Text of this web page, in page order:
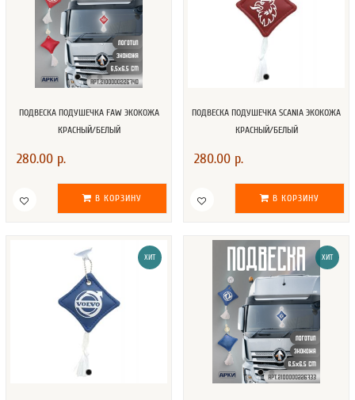
ПОДВЕСКА ПОДУШЕЧКА FAW ЭКОКОЖА
КРАСНЫЙ/БЕЛЫЙ
280.00 р.
В КОРЗИНУ
ПОДВЕСКА ПОДУШЕЧКА SCANIA ЭКОКОЖА
КРАСНЫЙ/БЕЛЫЙ
280.00 р.
В КОРЗИНУ
ХИТ ХИТ